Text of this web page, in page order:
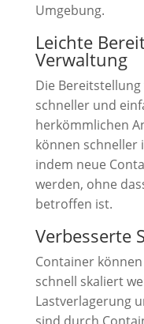
Umgebung.
Leichte
Verwaltung
Die
schneller und
herkömmlichen
können
indem neue
werden, ohne
betroffen ist.
Verbesserte
Container
schnell skaliert
Lastverlagerung